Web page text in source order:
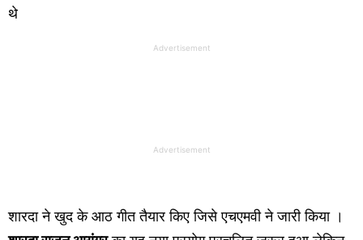
थे
Advertisement
Advertisement
शारदा ने खुद के आठ गीत तैयार किए जिसे एचएमवी ने जारी किया ।